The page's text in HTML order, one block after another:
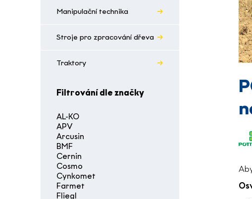
Manipulační technika
Stroje pro zpracování dřeva
Traktory
Filtrování dle značky
AL-KO
APV
Arcusin
BMF
Cernin
Cosmo
Cynkomet
Farmet
Fliegl